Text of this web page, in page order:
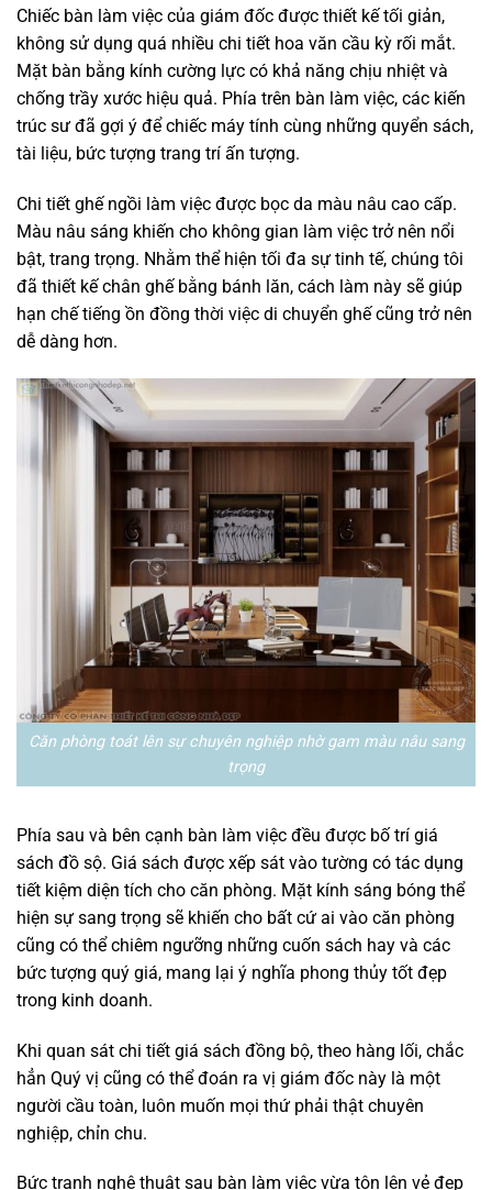
Chiếc bàn làm việc của giám đốc được thiết kế tối giản,
không sử dụng quá nhiều chi tiết hoa văn cầu kỳ rối mắt.
Mặt bàn bằng kính cường lực có khả năng chịu nhiệt và
chống trầy xước hiệu quả. Phía trên bàn làm việc, các kiến
trúc sư đã gợi ý để chiếc máy tính cùng những quyển sách,
tài liệu, bức tượng trang trí ấn tượng.
Chi tiết ghế ngồi làm việc được bọc da màu nâu cao cấp.
Màu nâu sáng khiến cho không gian làm việc trở nên nổi
bật, trang trọng. Nhằm thể hiện tối đa sự tinh tế, chúng tôi
đã thiết kế chân ghế bằng bánh lăn, cách làm này sẽ giúp
hạn chế tiếng ồn đồng thời việc di chuyển ghế cũng trở nên
dễ dàng hơn.
Căn phòng toát lên sự chuyên nghiệp nhờ gam màu nâu sang
trọng
Phía sau và bên cạnh bàn làm việc đều được bố trí giá
sách đồ sộ. Giá sách được xếp sát vào tường có tác dụng
tiết kiệm diện tích cho căn phòng. Mặt kính sáng bóng thể
hiện sự sang trọng sẽ khiến cho bất cứ ai vào căn phòng
cũng có thể chiêm ngưỡng những cuốn sách hay và các
bức tượng quý giá, mang lại ý nghĩa phong thủy tốt đẹp
trong kinh doanh.
Khi quan sát chi tiết giá sách đồng bộ, theo hàng lối, chắc
hẳn Quý vị cũng có thể đoán ra vị giám đốc này là một
người cầu toàn, luôn muốn mọi thứ phải thật chuyên
nghiệp, chỉn chu.
Bức tranh nghệ thuật sau bàn làm việc vừa tôn lên vẻ đẹp